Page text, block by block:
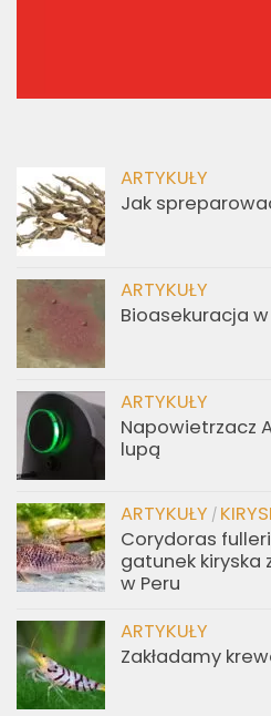
ARTYKUŁY
Jak
ARTYKUŁY
Bioasekuracja
ARTYKUŁY
Napowietrzacz
lupą
ARTYKUŁY /
Corydoras
gatunek kiryska
w Peru
ARTYKUŁY
Zakładamy